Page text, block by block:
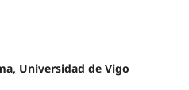
Universidad de Vigo